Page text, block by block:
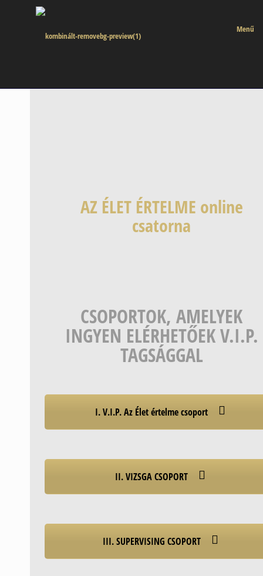
Menű
AZ ÉLET ÉRTELME online
csatorna
CSOPORTOK, AMELYEK
INGYEN ELÉRHETŐEK V.I.P.
TAGSÁGGAL
I. V.I.P. Az Élet értelme csoport
II. VIZSGA CSOPORT
III. SUPERVISING CSOPORT